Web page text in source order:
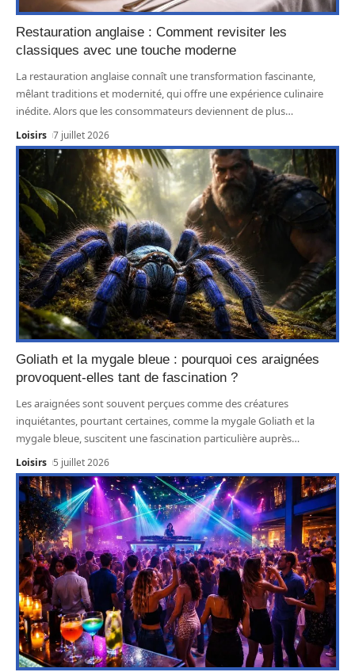
Restauration anglaise : Comment revisiter les
classiques avec une touche moderne
La restauration anglaise connaît une transformation fascinante,
mêlant traditions et modernité, qui offre une expérience culinaire
inédite. Alors que les consommateurs deviennent de plus…
Loisirs 7 juillet 2026
Goliath et la mygale bleue : pourquoi ces araignées
provoquent-elles tant de fascination ?
Les araignées sont souvent perçues comme des créatures
inquiétantes, pourtant certaines, comme la mygale Goliath et la
mygale bleue, suscitent une fascination particulière auprès…
Loisirs 5 juillet 2026